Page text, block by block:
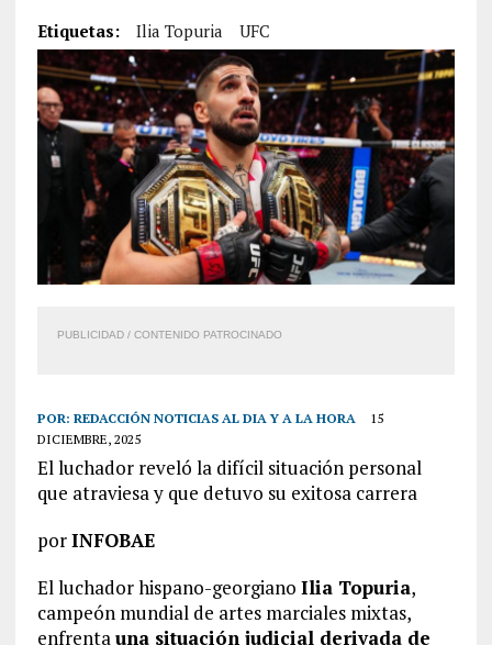
Etiquetas: Ilia Topuria UFC
PUBLICIDAD / CONTENIDO PATROCINADO
POR: REDACCIÓN NOTICIAS AL DIA Y A LA HORA
15
DICIEMBRE, 2025
El luchador reveló la difícil situación personal
que atraviesa y que detuvo su exitosa carrera
porINFOBAE
El luchador hispano-georgiano Ilia Topuria,
campeón mundial de artes marciales mixtas,
enfrentauna situación judicial derivada de